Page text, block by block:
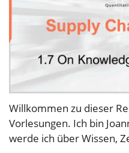
Willkommen zu dieser
Vorlesungen. Ich bin
werde ich über Wissen,